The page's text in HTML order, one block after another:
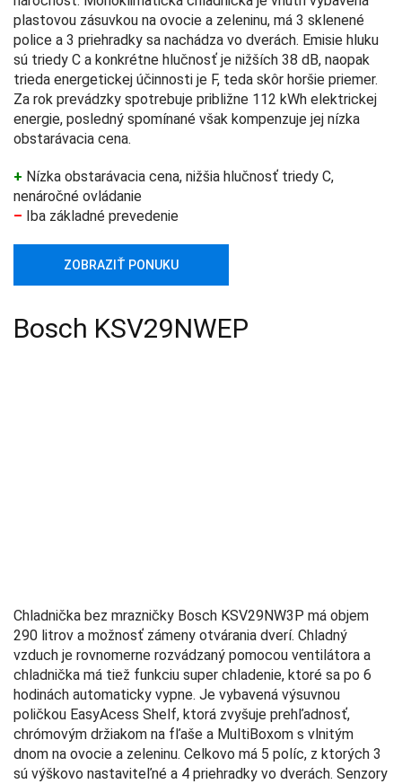
plastovou zásuvkou na ovocie a zeleninu, má 3 sklenené
police a 3 priehradky sa nachádza vo dverách. Emisie hluku
sú triedy C a konkrétne hlučnosť je nižších 38 dB, naopak
trieda energetickej účinnosti je F, teda skôr horšie priemer.
Za rok prevádzky spotrebuje približne 112 kWh elektrickej
energie, posledný spomínané však kompenzuje jej nízka
obstarávacia cena.
+ Nízka obstarávacia cena, nižšia hlučnosť triedy C,
nenáročné ovládanie
– Iba základné prevedenie
ZOBRAZIŤ PONUKU
Bosch KSV29NWEP
Chladnička bez mrazničky Bosch KSV29NW3P má objem
290 litrov a možnosť zámeny otvárania dverí. Chladný
vzduch je rovnomerne rozvádzaný pomocou ventilátora a
chladnička má tiež funkciu super chladenie, ktoré sa po 6
hodinách automaticky vypne. Je vybavená výsuvnou
poličkou EasyAcess Shelf, ktorá zvyšuje prehľadnosť,
chrómovým držiakom na fľaše a MultiBoxom s vlnitým
dnom na ovocie a zeleninu. Celkovo má 5 políc, z ktorých 3
sú výškovo nastaviteľné a 4 priehradky vo dverách. Senzory